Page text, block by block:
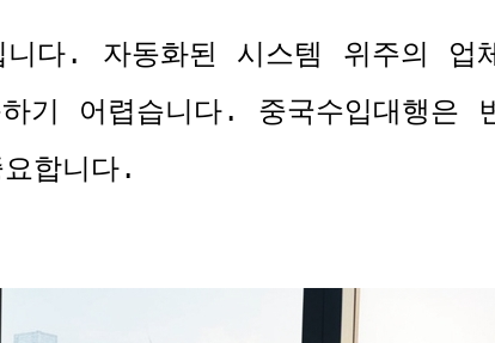
니다. 자동화된 시스템 위주의 업
기 어렵습니다. 중국수입대행은
합니다.